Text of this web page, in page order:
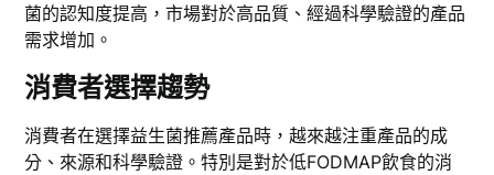
菌的認知度提高，市場對於高品質、經過科學驗證的產品
需求增加。
消費者選擇趨勢
消費者在選擇益生菌推薦產品時，越來越注重產品的成
分、來源和科學驗證。特別是對於低FODMAP飲食的消